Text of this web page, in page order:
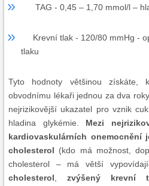
TAG - 0,45 – 1,70 mmol/l –
Krevní tlak - 120/80 mmHg -
tlaku
Tyto hodnoty většinou získáte,
obvodnímu lékaři jednou za dva
nejrizikovější ukazatel pro vznik
hladina glykémie. Mezi
kardiovaskulárních onemocnění
cholesterol (kdo má možnost,
cholesterol – má větší
cholesterol
zvýšený krevní